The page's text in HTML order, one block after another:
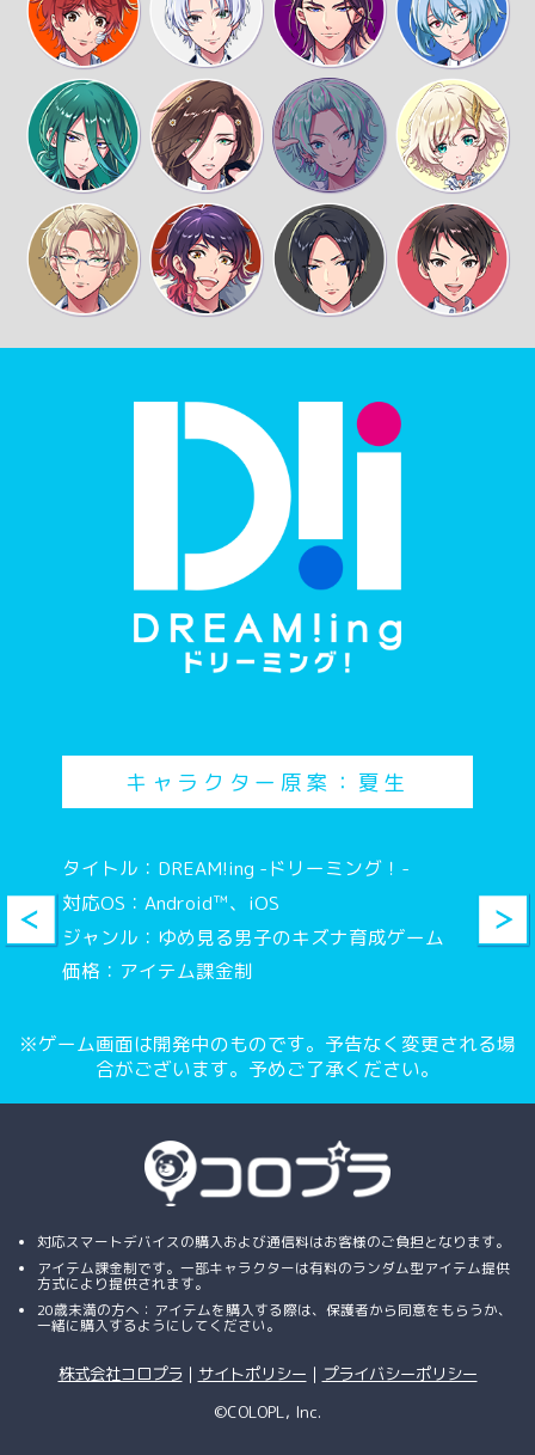
今二軒目の飯屋なんだけど、どちゃくそメニュ
ーが高いのﾜﾗ
良い店紹介してくれたんですね
ぼったくりだろう。日系企業の名を騙り親しげ
に近づいて来る輩が増えてると聞く
や～～～～～～ぼったくりだろうね～～～～～
え！？大丈夫ですか！？
あ～～～いいのいいの。バックパッカーやって
大体、日本で暮らしてたって言うわりに久磨凛
確かにそれはおかしい
お許し？
走って逃げきれなかったら正当防衛オッケー？
当然だ
キャラクター原案：夏生
タイトル：DREAM!ing -ドリーミング！-
対応OS：Android™、iOS
ジャンル：ゆめ見る男子のキズナ育成ゲーム
価格：アイテム課金制
※ゲーム画面は開発中のものです。予告なく変更される場
合がございます。予めご了承ください。
対応スマートデバイスの購入および通信料はお客様のご負担となります。
アイテム課金制です。一部キャラクターは有料のランダム型アイテム提供
方式により提供されます。
20歳未満の方へ：アイテムを購入する際は、保護者から同意をもらうか、
一緒に購入するようにしてください。
株式会社コロプラ ｜ サイトポリシー ｜ プライバシーポリシー
©COLOPL, Inc.